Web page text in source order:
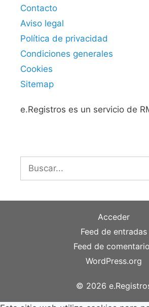
Contacto
Aviso legal
Política de privacidad
Condiciones generales
Cookies
Sitemap
e.Registros es un servicio de
Acceder
Feed de entradas
Feed de
WordPress.org
© 2026